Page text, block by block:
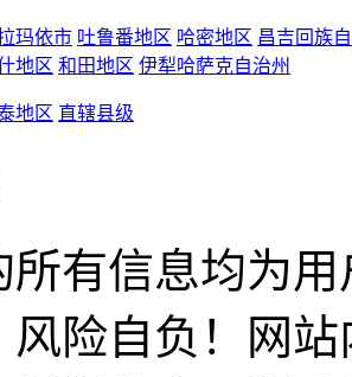
玛依市 吐鲁番地区 哈密地区 昌吉回族
地区 和田地区 伊犁哈萨克自治州
地区 直辖县级
所有信息均为
风险自负！网